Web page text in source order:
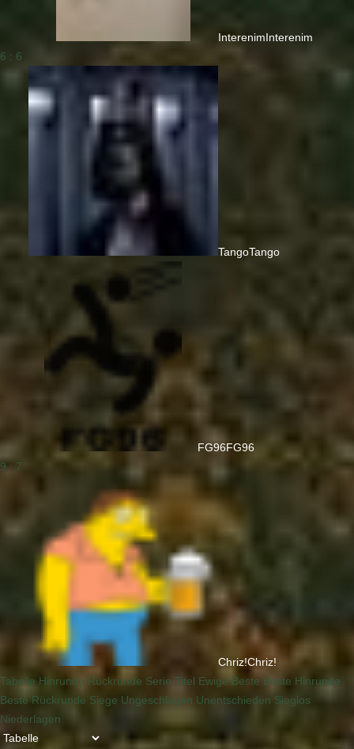
InterenimInterenim
6 : 6
TangoTango
FG96FG96
9 : 7
Chriz!Chriz!
Tabelle Hinrunde Rückrunde Serie Titel Ewige Beste Beste Hinrunde
Beste Rückrunde Siege Ungeschlagen Unentschieden Sieglos
Niederlagen